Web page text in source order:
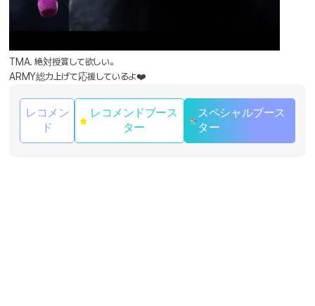
TMA. 絶対授賞して欲しい。
ARMY総力上げて応援しているよ❤️
レコメン
ド
レコメンドブース
ター
スペシャルブース
ター